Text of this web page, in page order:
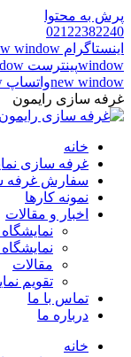
پرش به محتوا
02122382240
اینستاگرام page opens in new window
windowپینترست page opens in new window
new windowواتساپ page opens in new window
غرفه سازی رایمون
خانه
غرفه سازی
سفارش غرفه
نمونه کارها
اخبار و مقالات
مقالات
تقویم
تماس با ما
درباره ما
خانه